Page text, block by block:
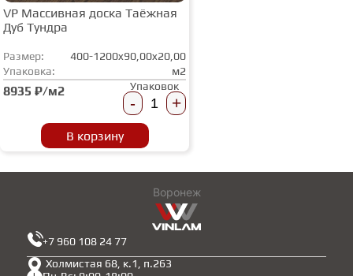
VP Массивная доска Таёжная
Дуб Тундра
Размер:
400-1200x90,00x20,00
Упаковка:
м2
8935 ₽/м2 Упаковок
- +
В корзину
Воронеж
Холмистая 68, к.1, п.263
+7 960 108 24 77